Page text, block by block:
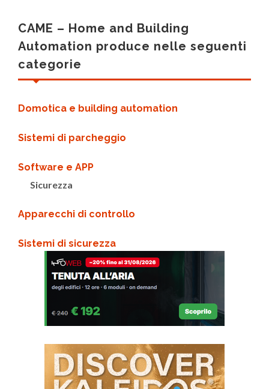
CAME – Home and Building
Automation produce nelle seguenti
categorie
Domotica e building automation
Sistemi di parcheggio
Software e APP
Sicurezza
Apparecchi di controllo
Sistemi di sicurezza